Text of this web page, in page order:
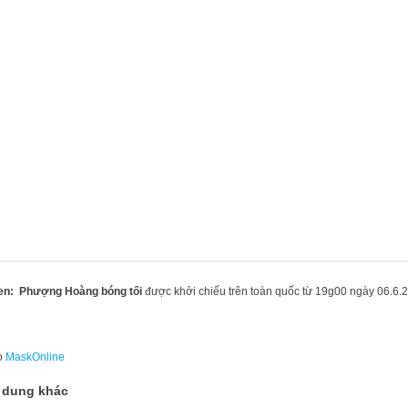
Phượng Hoàng bóng tốiđược khởi chiếu trên toàn quốc từ 19g00 ngày
MaskOnline
dung khác